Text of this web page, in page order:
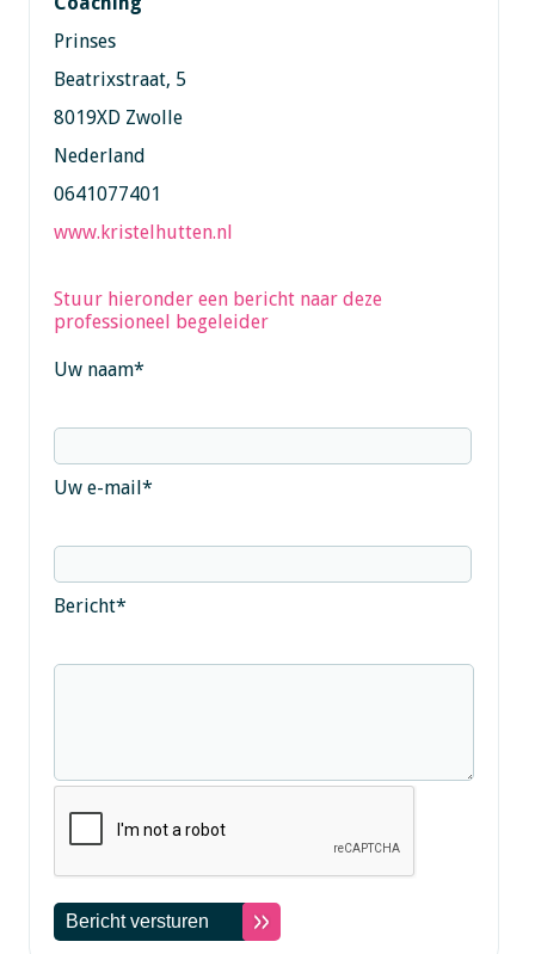
Prinses
Beatrixstraat, 5
8019XD Zwolle
Nederland
0641077401
www.kristelhutten.nl
Stuur hieronder een bericht naar deze
professioneel begeleider
Uw naam*
Uw e-mail*
Bericht*